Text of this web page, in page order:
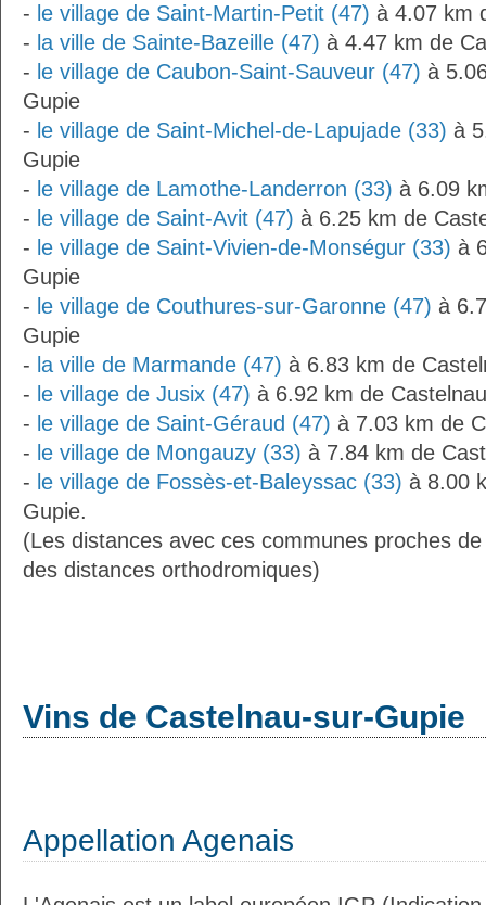
- le village de Saint-Martin-Petit (47) à 4.07 km
- la ville de Sainte-Bazeille (47) à 4.47 km de
- le village de Caubon-Saint-Sauveur (47) à
Gupie
- le village de Saint-Michel-de-Lapujade (33) à
Gupie
- le village de Lamothe-Landerron (33) à 6.09
- le village de Saint-Avit (47) à 6.25 km de
- le village de Saint-Vivien-de-Monségur (33) à
Gupie
- le village de Couthures-sur-Garonne (47) à
Gupie
- la ville de Marmande (47) à 6.83 km de
- le village de Jusix (47) à 6.92 km de
- le village de Saint-Géraud (47) à 7.03 km de
- le village de Mongauzy (33) à 7.84 km de
- le village de Fossès-et-Baleyssac (33) à 8.00
Gupie.
(Les distances avec ces communes proches
des distances orthodromiques)
Vins de Castelnau-sur-Gupie
Appellation Agenais